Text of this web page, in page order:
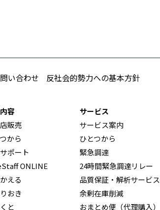
い合わせ 反社会的勢力への基本方針
容
販売
から
ポート
ONLINE
える
おき
と
サービス
サービス案内
ひとつから
緊急調達
24時間緊急調達リレー
品質保証・解析サービス
余剰在庫削減
おまとめ便（代理購入）